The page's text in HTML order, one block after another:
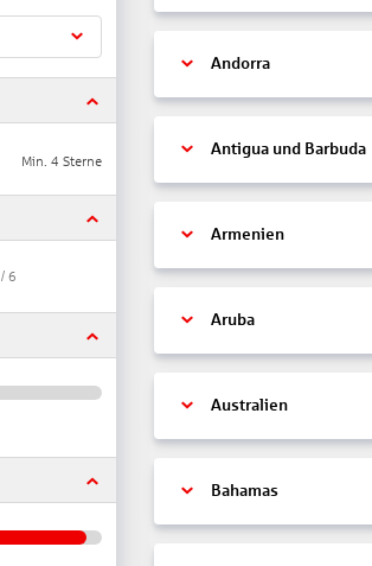
Min. 4 Sterne
/ 6
Andorra
Antigua und Barbuda
Armenien
Aruba
Australien
Bahamas